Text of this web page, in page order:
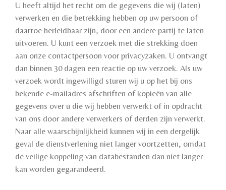
U heeft altijd het recht om de gegevens die wij (laten)
verwerken en die betrekking hebben op uw persoon of
daartoe herleidbaar zijn, door een andere partij te laten
uitvoeren. U kunt een verzoek met die strekking doen
aan onze contactpersoon voor privacyzaken. U ontvangt
dan binnen 30 dagen een reactie op uw verzoek. Als uw
verzoek wordt ingewilligd sturen wij u op het bij ons
bekende e-mailadres afschriften of kopieën van alle
gegevens over u die wij hebben verwerkt of in opdracht
van ons door andere verwerkers of derden zijn verwerkt.
Naar alle waarschijnlijkheid kunnen wij in een dergelijk
geval de dienstverlening niet langer voortzetten, omdat
de veilige koppeling van databestanden dan niet langer
kan worden gegarandeerd.